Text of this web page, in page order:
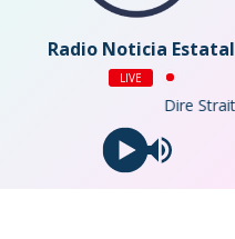
Radio Noticia Estatal
LIVE
Dire Straits -